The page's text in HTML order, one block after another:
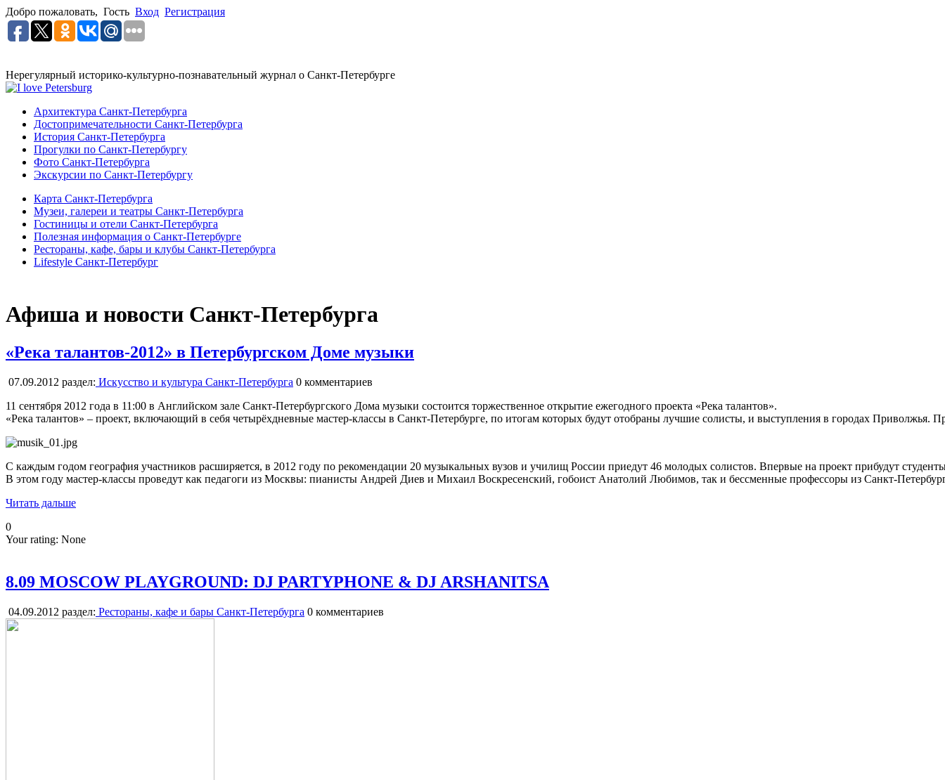
Добро пожаловать, Гость Вход Регистрация
Нерегулярный историко-культурно-познавательный журнал о Санкт-Петербурге
Архитектура Санкт-Петербурга
Достопримечательности Санкт-Петербурга
История Санкт-Петербурга
Прогулки по Санкт-Петербургу
Фото Санкт-Петербурга
Экскурсии по Санкт-Петербургу
Карта Санкт-Петербурга
Музеи, галереи и театры Санкт-Петербурга
Гостиницы и отели Санкт-Петербурга
Полезная информация о Санкт-Петербурге
Рестораны, кафе, бары и клубы Санкт-Петербурга
Lifestyle Санкт-Петербург
Афиша и новости Санкт-Петербурга
«Река талантов-2012» в Петербургском Доме музыки
07.09.2012 раздел: Искусство и культура Санкт-Петербурга 0 комментариев
11 сентября 2012 года в 11:00 в Английском зале Санкт-Петербургского Дома музыки состоится торжественное открытие ежегодного проекта «Река талантов».
«Река талантов» – проект, включающий в себя четырёхдневные мастер-классы в Санкт-Петербурге, по итогам которых будут отобраны лучшие солисты, и выступления в городах
С каждым годом география участников расширяется, в 2012 году по рекомендации 20 музыкальных вузов и училищ России приедут 46 молодых солистов. Впервые на проект прибудут
В этом году мастер-классы проведут как педагоги из Москвы: пианисты Андрей Диев и Михаил Воскресенский, гобоист Анатолий Любимов, так и бессменные профессоры из Санкт-
Читать дальше
0
Your rating: None
8.09 MOSCOW PLAYGROUND: DJ PARTYPHONE & DJ ARSHANITSA
04.09.2012 раздел: Рестораны, кафе и бары Санкт-Петербурга 0 комментариев